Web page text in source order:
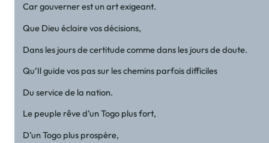
Car gouverner est un art exigeant.
Que Dieu éclaire vos décisions,
Dans les jours de certitude comme dans les jours de doute.
Qu’Il guide vos pas sur les chemins parfois difficiles
Du service de la nation.
Le peuple rêve d’un Togo plus fort,
D’un Togo plus prospère,